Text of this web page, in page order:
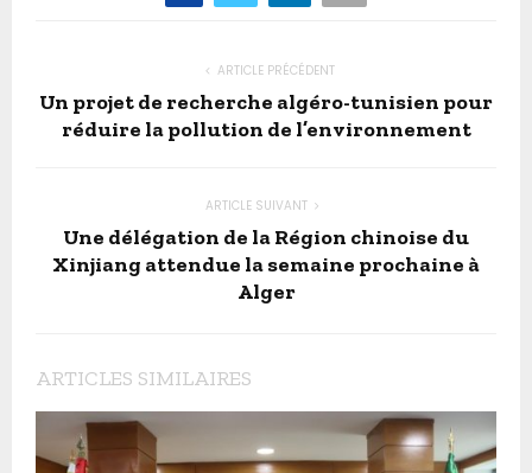
ARTICLE PRÉCÉDENT
Un projet de recherche algéro-tunisien pour
réduire la pollution de l’environnement
ARTICLE SUIVANT
Une délégation de la Région chinoise du
Xinjiang attendue la semaine prochaine à
Alger
ARTICLES SIMILAIRES